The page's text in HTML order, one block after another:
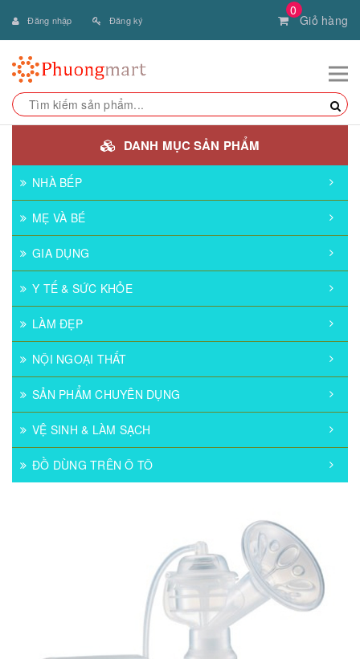
0
Giỏ hàng
Đăng nhập Đăng ký
DANH MỤC SẢN PHẨM
NHÀ BẾP
MẸ VÀ BÉ
GIA DỤNG
Y TẾ & SỨC KHỎE
LÀM ĐẸP
NỘI NGOẠI THẤT
SẢN PHẨM CHUYÊN DỤNG
VỆ SINH & LÀM SẠCH
ĐỒ DÙNG TRÊN Ô TÔ